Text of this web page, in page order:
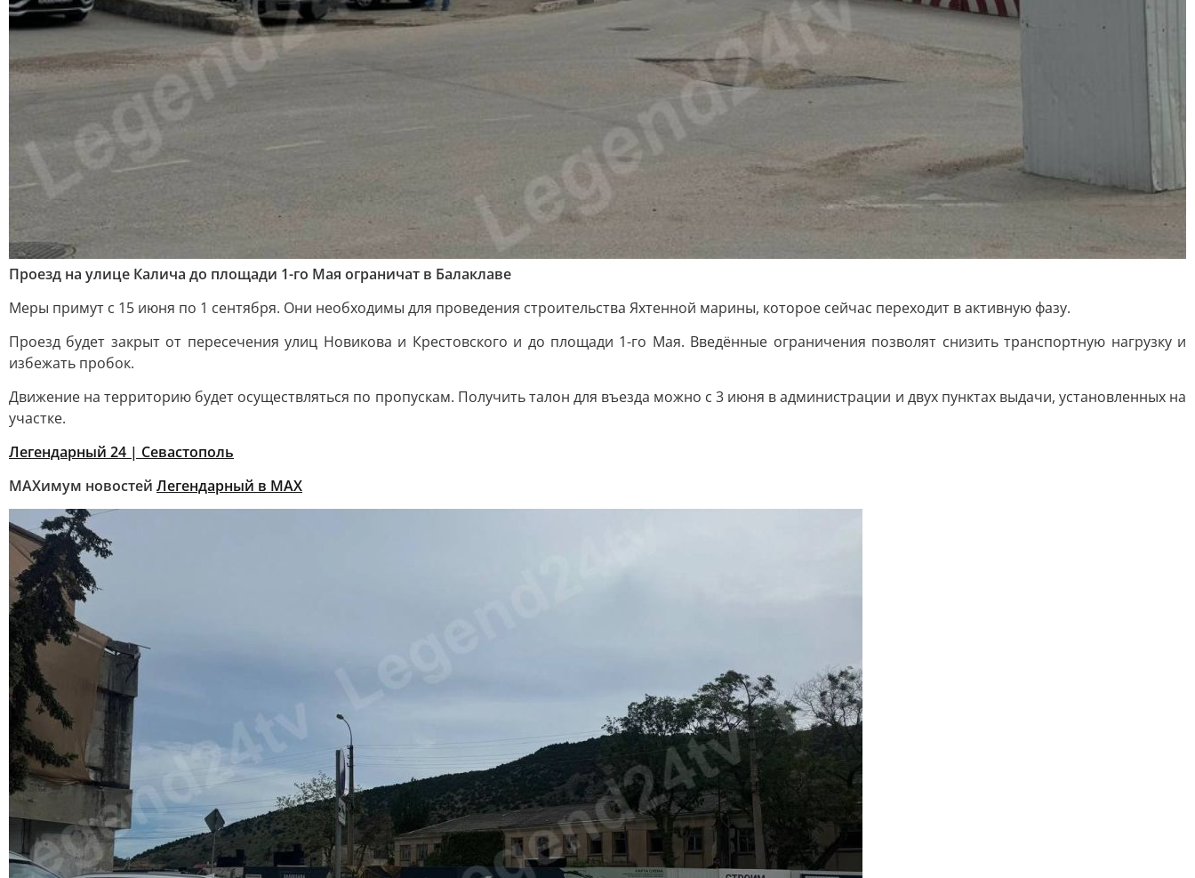
Проезд на улице Калича до площади 1-го Мая ограничат в Балаклаве
Меры примут с 15 июня по 1 сентября. Они необходимы для проведения строительства Яхтенной марины, которое сейчас переходит в активную фазу.
Проезд будет закрыт от пересечения улиц Новикова и Крестовского и до площади 1-го Мая. Введённые ограничения позволят снизить транспортную нагрузку и
избежать пробок.
Движение на территорию будет осуществляться по пропускам. Получить талон для въезда можно с 3 июня в администрации и двух пунктах выдачи, установленных на
участке.
Легендарный 24 | Севастополь
MAXимум новостей Легендарный в МАХ